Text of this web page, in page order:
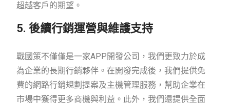
超越客戶的期望。
5. 後續行銷運營與維護支持
戰國策不僅僅是一家APP開發公司，我們更致力於成
為企業的長期行銷夥伴。在開發完成後，我們提供免
費的網路行銷規劃提案及主機管理服務，幫助企業在
市場中獲得更多商機與利益。此外，我們還提供全面